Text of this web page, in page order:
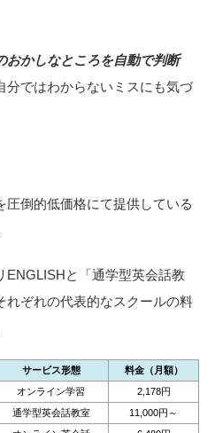
おかしなところを自動で判断
分ではわからないミスにも気づ
圧倒的低価格にて提供している
ENGLISHと「通学型英会話教
れぞれの代表的なスクールの料
サービス形態
料金（月額）
オンライン学習
2,178円
通学型英会話教室
11,000円～